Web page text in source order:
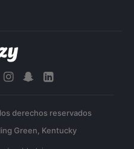
derechos reservados